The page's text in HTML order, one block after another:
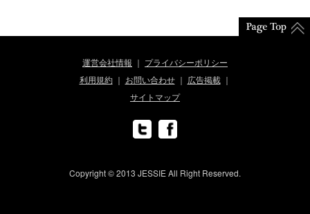
運営会社情報
プライバシーポリシー
利用規約
お問い合わせ
広告掲載
サイトマップ
Copyright © 2013 JESSIE All Right Reserved.